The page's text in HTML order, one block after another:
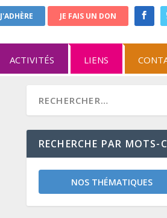
J'ADHÈRE JE FAIS UN DON
ACTIVITÉS LIENS
RECHERCHE PAR MOTS-
NOS THÉMATIQUES